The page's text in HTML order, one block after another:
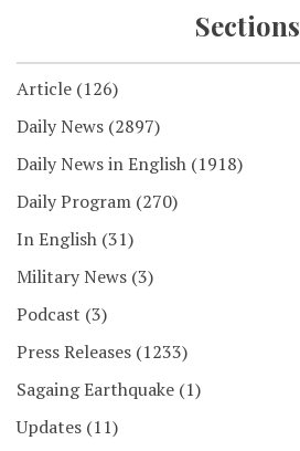
Sections
Article (126)
Daily News (2897)
Daily News in English (1918)
Daily Program (270)
In English (31)
Military News (3)
Podcast (3)
Press Releases (1233)
Sagaing Earthquake (1)
Updates (11)